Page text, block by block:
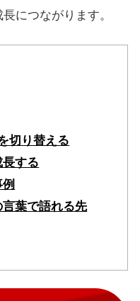
につながります。
切り替える
する
言葉で語れる先